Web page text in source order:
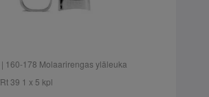
160-178 Molaarirengas yläleuka
39 1 x 5 kpl